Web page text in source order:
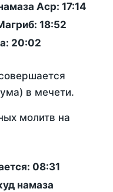
Аср: 17:14
18:52
20:02
в мечети.
молитв на
08:31
намаза